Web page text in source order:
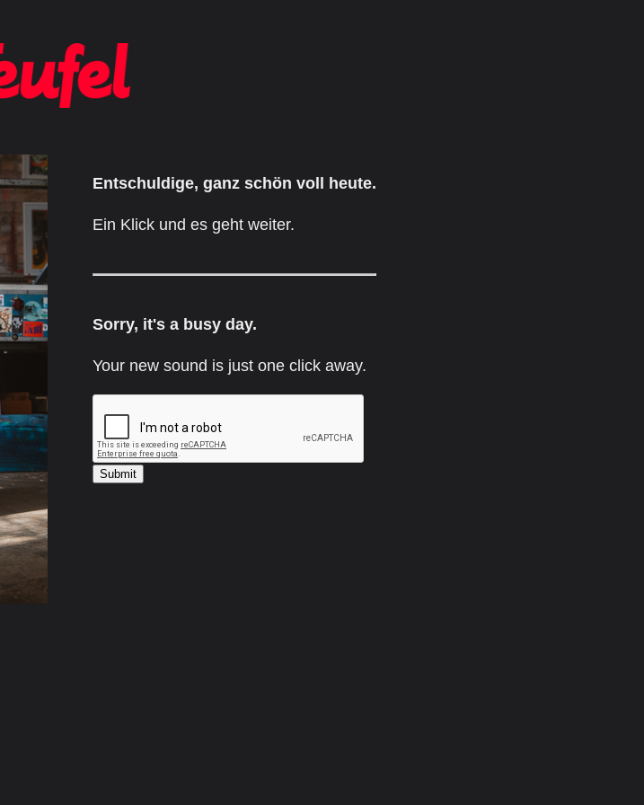
Entschuldige, ganz schön voll heute.
Ein Klick und es geht weiter.
Sorry, it's a busy day.
Your new sound is just one click away.